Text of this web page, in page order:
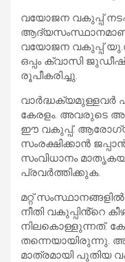
വയോജന വകുപ്പ്
ആദ്യസംസ്ഥാനമാണ്
വയോജന വകുപ്പ്
ഒപ്പം ക്വാസി
രൂപീകരിച്ചു.
കേരളം. അവരുടെ
ഈ വകുപ്പ്.
സംരക്ഷിക്കാൻ
സംവിധാനം
പ്രവർത്തിക്കുക.
മറ്റ്
നീതി വകുപ്പിൻ്റെ
നിലകൊള്ളുന്നത്.
തന്നെയായിരുന്നു.
മാത്രമായി പുതിയ